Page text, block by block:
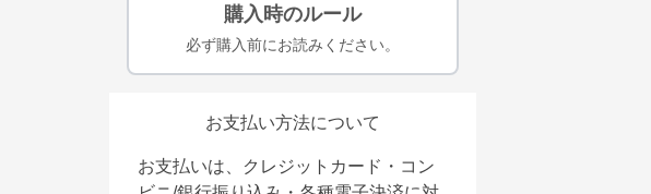
購入時のルール
必ず購入前にお読みください。
お支払い方法について
お支払いは、クレジットカード・コン